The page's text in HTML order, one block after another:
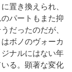
置き換えられ、
パートもまた抑
だったのだが、
ボノのヴォーカ
ナルにはない年
る。顕著な変化